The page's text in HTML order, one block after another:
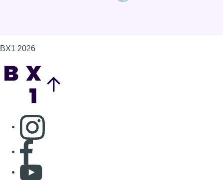
BX1 2026
Consulter page Instagram
Consulter page Facebook
Consulter Youtube